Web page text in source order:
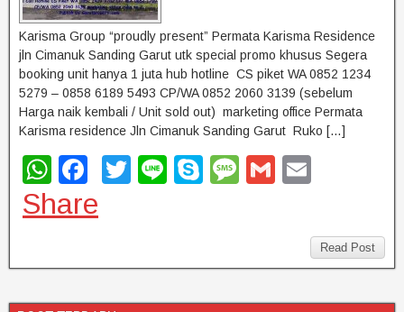
Karisma Group “proudly present” Permata Karisma Residence
jln Cimanuk Sanding Garut utk special promo khusus Segera
booking unit hanya 1 juta hub hotline CS piket WA 0852 1234
5279 – 0858 6189 5493 CP/WA 0852 2060 3139 (sebelum
Harga naik kembali / Unit sold out) marketing office Permata
Karisma residence Jln Cimanuk Sanding Garut Ruko […]
W
h
at
a
c
T
Li
S
M
G
Share
Read Post